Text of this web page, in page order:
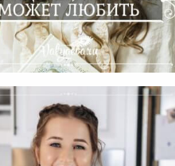
Которая
Любить…